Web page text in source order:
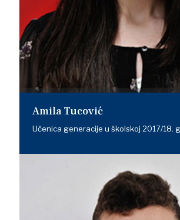
Amila Tucović
Učenica generacije u školskoj 2017/18.